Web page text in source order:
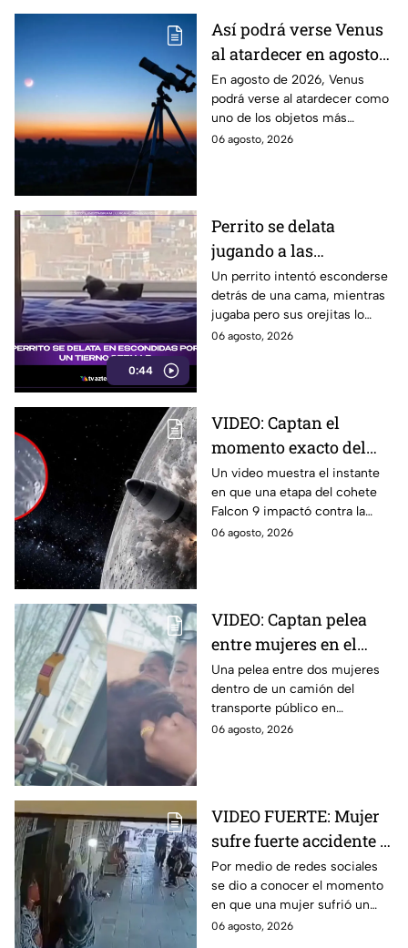
Así podrá verse Venus
al atardecer en agosto
este 2026: ¿Cuándo y
dónde observarlo
desde Puebla?
En agosto de 2026, Venus
podrá verse al atardecer como
uno de los objetos más
brillantes del cielo. Conoce la
06 agosto, 2026
0:44
Perrito se delata
jugando a las
escondidas y conquista
las redes
Un perrito intentó esconderse
detrás de una cama, mientras
jugaba pero sus orejitas lo
delataron. El tierno video
06 agosto, 2026
VIDEO: Captan el
momento exacto del
impacto de cohete
contra la Luna; así
reaccionó
Un video muestra el instante
en que una etapa del cohete
Falcon 9 impactó contra la
luna, levantando una enorme
06 agosto, 2026
VIDEO: Captan pelea
entre mujeres en el
transporte público; así
se desgreñaron en
Monterrey
Una pelea entre dos mujeres
dentro de un camión del
transporte público en
Monterrey, Nuevo León, quedó
06 agosto, 2026
VIDEO FUERTE: Mujer
sufre fuerte accidente a
los pocos segundos de
haber salido del
hospital
Por medio de redes sociales
se dio a conocer el momento
en que una mujer sufrió un
fuerte accidente a los pocos
06 agosto, 2026